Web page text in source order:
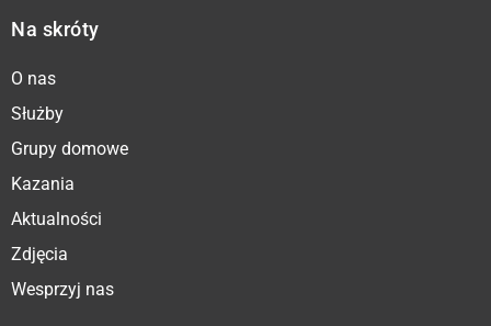
Na skróty
O nas
Służby
Grupy domowe
Kazania
Aktualności
Zdjęcia
Wesprzyj nas